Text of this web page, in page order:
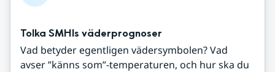
Tolka SMHIs väderprognoser
Vad betyder egentligen vädersymbolen? Vad
avser ”känns som”-temperaturen, och hur ska du